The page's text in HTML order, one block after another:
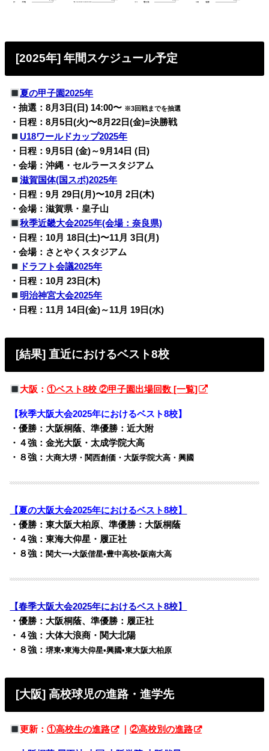
[2025年] 年間スケジュール予定
夏の甲子園2025年
・抽選：8月3日(日) 14:00〜 ※3回戦までを抽選
・日程：8月5日(火)〜8月22日(金)=決勝戦
U18ワールドカップ2025年
・日程：9月5日 (金)～9月14日 (日)
・会場：沖縄・セルラースタジアム
滋賀国体(国スポ)2025年
・日程：9月 29日(月)〜10月 2日(木)
・会場：滋賀県・皇子山
秋季近畿大会2025年(会場：奈良県)
・日程：10月 18日(土)〜11月 3日(月)
・会場：さとやくスタジアム
ドラフト会議2025年
・日程：10月 23日(木)
明治神宮大会2025年
・日程：11月 14日(金)～11月 19日(水)
[結果] 直近におけるベスト8校
大阪：①ベスト8校 ②甲子園出場回数 [一覧]
【秋季大阪大会2025年におけるベスト8校】
・優勝：大阪桐蔭、準優勝：近大附
・４強：金光大阪・太成学院大高
・８強：大商大堺・関西創価・大阪学院大高・興國
【夏の大阪大会2025年におけるベスト8校】
・優勝：東大阪大柏原、準優勝：大阪桐蔭
・４強：東海大仰星・履正社
・８強：関大一•大阪偕星•豊中高校•阪南大高
【春季大阪大会2025年におけるベスト8校】
・優勝：大阪桐蔭、準優勝：履正社
・４強：大体大浪商・関大北陽
・８強：堺東•東海大仰星•興國•東大阪大柏原
[大阪] 高校球児の進路・進学先
更新：①高校生の進路 ｜②高校別の進路